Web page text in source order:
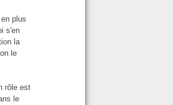
plus
s'en
la
le
rôle est
le